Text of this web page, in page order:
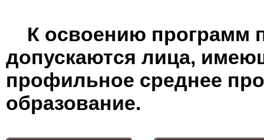
К освоению программ
допускаются лица,
профильное среднее
образование.